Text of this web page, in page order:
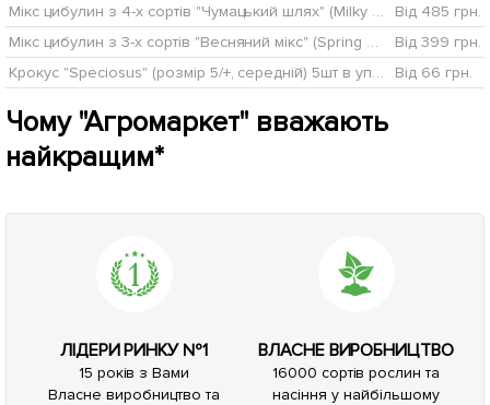
Мікс цибулин з 4-х сортів "Чумацький шлях" (Milky Way) 17шт цибулин
Від 485 грн.
Мікс цибулин з 3-х сортів "Весняний мікс" (Spring Mix) 12шт цибулин
Від 399 грн.
Крокус "Speciosus" (розмір 5/+, середній) 5шт в упаковці
Від 66 грн.
Чому "Агромаркет" вважають
найкращим*
ЛІДЕРИ РИНКУ №1
15 років з Вами
Власне виробництво та
ВЛАСНЕ ВИРОБНИЦТВО
16000 сортів рослин та
насіння у найбільшому